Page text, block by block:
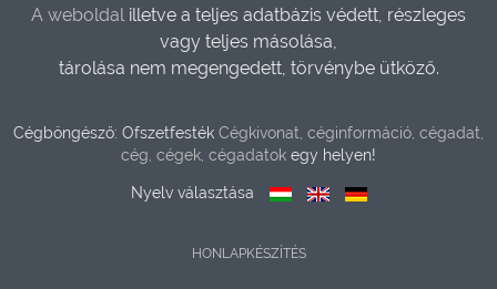
A weboldal illetve a teljes adatbázis védett, részleges
vagy teljes másolása,
tárolása nem megengedett, törvénybe ütköző.
Cégböngésző: Ofszetfesték Cégkivonat, céginformáció, cégadat,
cég, cégek, cégadatok egy helyen!
Nyelv választása
HONLAPKÉSZÍTÉS